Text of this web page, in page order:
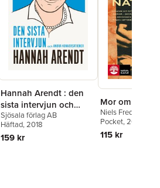
Hannah Arendt : den
sista intervjun och
andra konversationer
Sjösala förlag AB
Häftad, 2018
159 kr
Mor om natten
Niels Fredrik Dahl
Pocket, 2025
115 kr